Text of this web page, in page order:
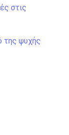
στις
της ψυχής